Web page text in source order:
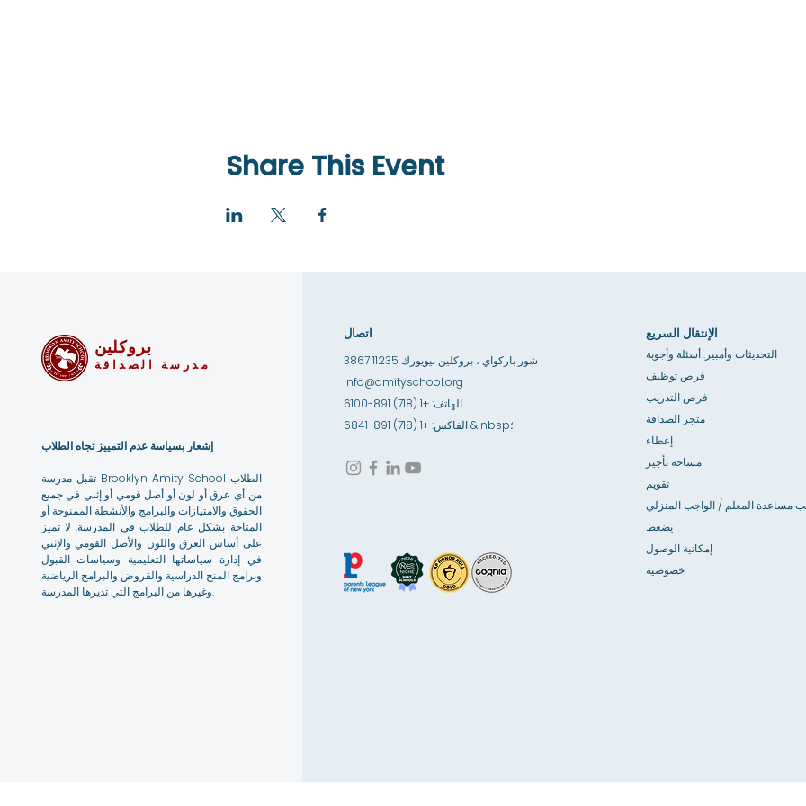
Share This Event
بروكلين
مدرسة الصداقة
إشعار بسياسة عدم التمييز تجاه الطلاب
تقبل مدرسة Brooklyn Amity School الطلاب
من أي عرق أو لون أو أصل قومي أو إثني في جميع
الحقوق والامتيازات والبرامج والأنشطة الممنوحة أو
المتاحة بشكل عام للطلاب في المدرسة. لا تميز
على أساس العرق واللون والأصل القومي والإثني
في إدارة سياساتها التعليمية وسياسات القبول
وبرامج المنح الدراسية والقروض والبرامج الرياضية
وغيرها من البرامج التي تديرها المدرسة.
اتصال
3867 شور باركواي ، بروكلين نيويورك 11235
info@amityschool.org
الهاتف: +1 (718) 891-6100
الفاكس: +1 (718) 891-6841 & nbsp؛
الإنتقال السريع
التحديثات وأمبير. أسئلة وأجوبة
فرص توظيف
فرص التدريب
متجر الصداقة
إعطاء
مساحة تأجير
تقويم
مساعدة المعلم / الواجب المنزلي
يضعط
إمكانية الوصول
خصوصية